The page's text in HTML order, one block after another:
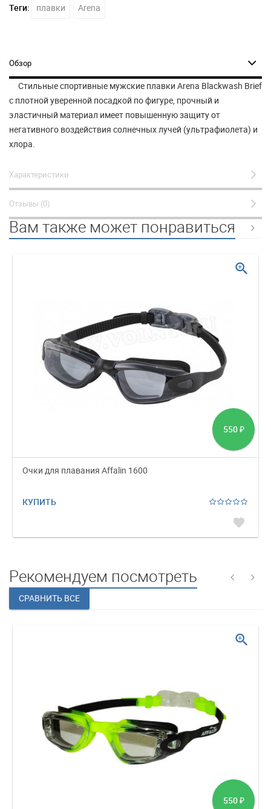
Теги: плавки Arena
Обзор
Стильные спортивные мужские плавки Arena Blackwash Brief
с плотной уверенной посадкой по фигуре, прочный и
эластичный материал имеет повышенную защиту от
негативного воздействия солнечных лучей (ультрафиолета) и
хлора.
Характеристики
Отзывы (0)
Вам также может понравиться
550 ₽
Очки для плавания Affalin 1600
КУПИТЬ
favorite
zoom_in
Рекомендуем посмотреть
550 ₽
zoom_in